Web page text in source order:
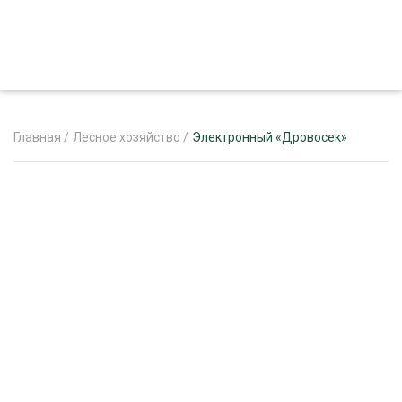
Главная / Лесное хозяйство / Электронный «Дровосек»